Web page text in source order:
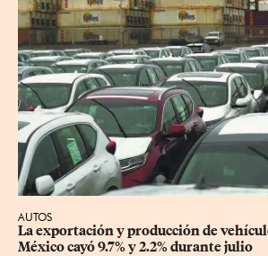
AUTOS
La exportación y producción de
México cayó 9.7% y 2.2% durante julio